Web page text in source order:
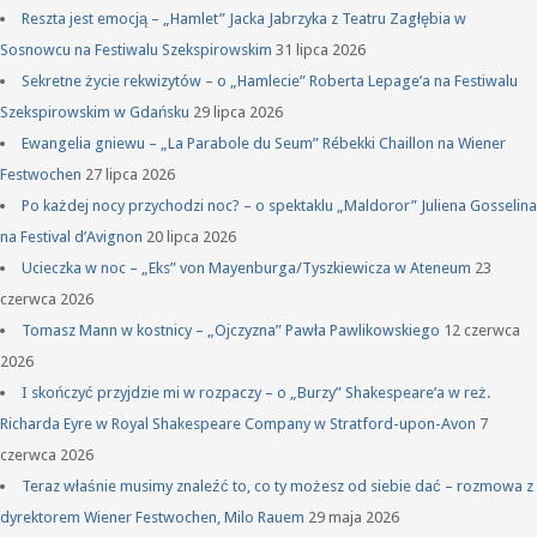
Reszta jest emocją – „Hamlet” Jacka Jabrzyka z Teatru Zagłębia w
Sosnowcu na Festiwalu Szekspirowskim 31 lipca 2026
Sekretne życie rekwizytów – o „Hamlecie” Roberta Lepage’a na Festiwalu
Szekspirowskim w Gdańsku 29 lipca 2026
Ewangelia gniewu – „La Parabole du Seum” Rébekki Chaillon na Wiener
Festwochen 27 lipca 2026
Po każdej nocy przychodzi noc? – o spektaklu „Maldoror” Juliena Gosselina
na Festival d’Avignon 20 lipca 2026
Ucieczka w noc – „Eks” von Mayenburga/Tyszkiewicza w Ateneum 23
czerwca 2026
Tomasz Mann w kostnicy – „Ojczyzna” Pawła Pawlikowskiego 12 czerwca
2026
I skończyć przyjdzie mi w rozpaczy – o „Burzy” Shakespeare’a w reż.
Richarda Eyre w Royal Shakespeare Company w Stratford-upon-Avon 7
czerwca 2026
Teraz właśnie musimy znaleźć to, co ty możesz od siebie dać – rozmowa z
dyrektorem Wiener Festwochen, Milo Rauem 29 maja 2026